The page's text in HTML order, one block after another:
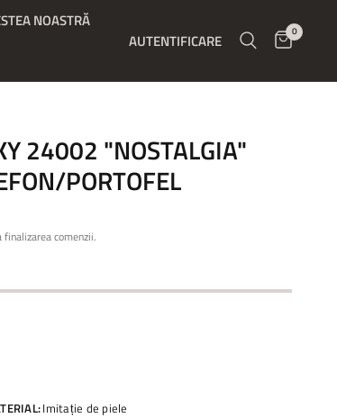
NOASTRĂ
AUTENTIFICARE 0
24002 "NOSTALGIA"
PORTOFEL
finalizarea comenzii.
Imitație de piele